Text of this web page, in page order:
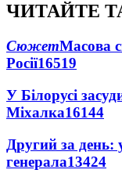
ЧИТАЙТЕ
СюжетМасова
Росії16519
У Білорусі
Міхалка16144
Другий за
генерала13424